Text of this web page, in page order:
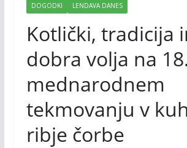
DOGODKI LENDAVA DANES
Kotlički, tradicija
dobra volja na 18.
mednarodnem
tekmovanju v
ribje čorbe